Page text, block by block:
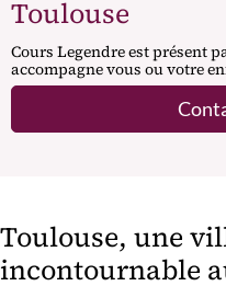
Toulouse
Cours Legendre est présent
accompagne vous ou votre
Toulouse, une
incontournable